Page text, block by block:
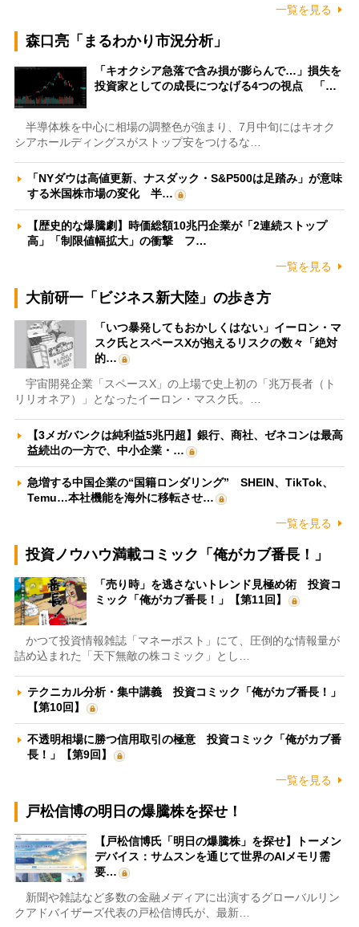
一覧を見る
森口亮「まるわかり市況分析」
「キオクシア急落で含み損が膨らんで…」損失を
投資家としての成長につなげる4つの視点 「…
半導体株を中心に相場の調整色が強まり、7月中旬にはキオク
シアホールディングスがストップ安をつけるな…
「NYダウは高値更新、ナスダック・S&P500は足踏み」が意味
する米国株市場の変化 半…
【歴史的な爆騰劇】時価総額10兆円企業が「2連続ストップ
高」「制限値幅拡大」の衝撃 フ…
一覧を見る
大前研一「ビジネス新大陸」の歩き方
「いつ暴発してもおかしくはない」イーロン・マ
スク氏とスペースXが抱えるリスクの数々「絶対
的…
宇宙開発企業「スペースX」の上場で史上初の「兆万長者（ト
リリオネア）」となったイーロン・マスク氏。…
【3メガバンクは純利益5兆円超】銀行、商社、ゼネコンは最高
益続出の一方で、中小企業・…
急増する中国企業の“国籍ロンダリング” SHEIN、TikTok、
Temu…本社機能を海外に移転させ…
一覧を見る
投資ノウハウ満載コミック「俺がカブ番長！」
「売り時」を逃さないトレンド見極め術 投資コ
ミック「俺がカブ番長！」【第11回】
かつて投資情報雑誌「マネーポスト」にて、圧倒的な情報量が
詰め込まれた「天下無敵の株コミック」とし…
テクニカル分析・集中講義 投資コミック「俺がカブ番長！」
【第10回】
不透明相場に勝つ信用取引の極意 投資コミック「俺がカブ番
長！」【第9回】
一覧を見る
戸松信博の明日の爆騰株を探せ！
【戸松信博氏「明日の爆騰株」を探せ】トーメン
デバイス：サムスンを通じて世界のAIメモリ需
要…
新聞や雑誌など多数の金融メディアに出演するグローバルリン
クアドバイザーズ代表の戸松信博氏が、最新…